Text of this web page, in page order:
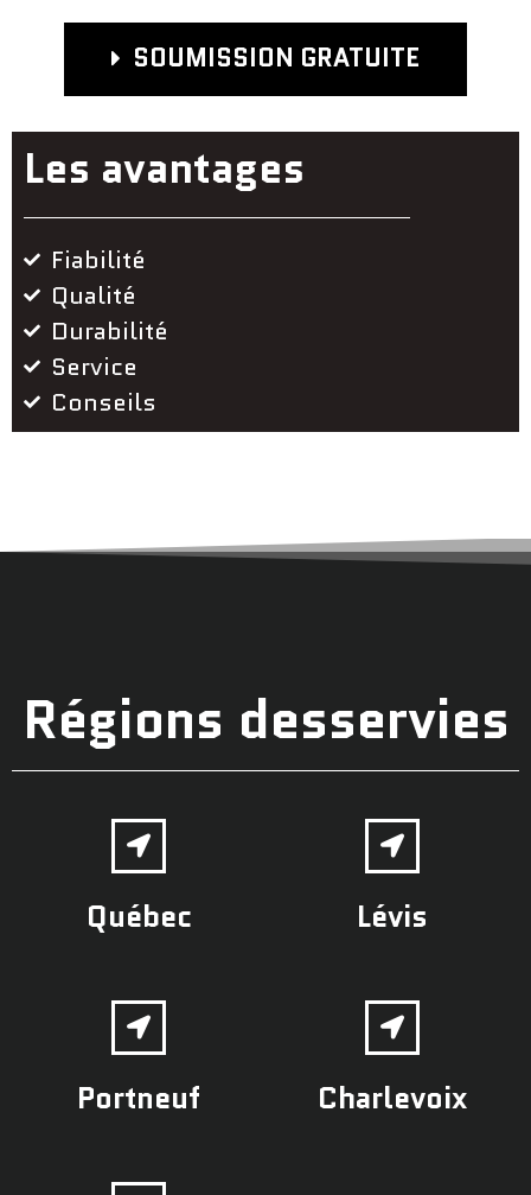
SOUMISSION GRATUITE
Les avantages
Fiabilité
Qualité
Durabilité
Service
Conseils
Régions desservies
Québec Lévis
Portneuf Charlevoix